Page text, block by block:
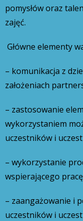
pomysłów oraz
zajęć.
Główne elementy
– komunikacja z
założeniach
– zastosowanie
wykorzystaniem
uczestników i
– wykorzystanie
wspierającego
– zaangażowanie i
uczestników i